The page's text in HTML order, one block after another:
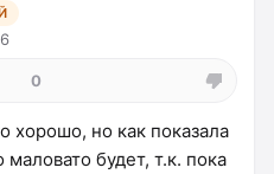
0
хорошо, но как показала
маловато будет, т.к. пока